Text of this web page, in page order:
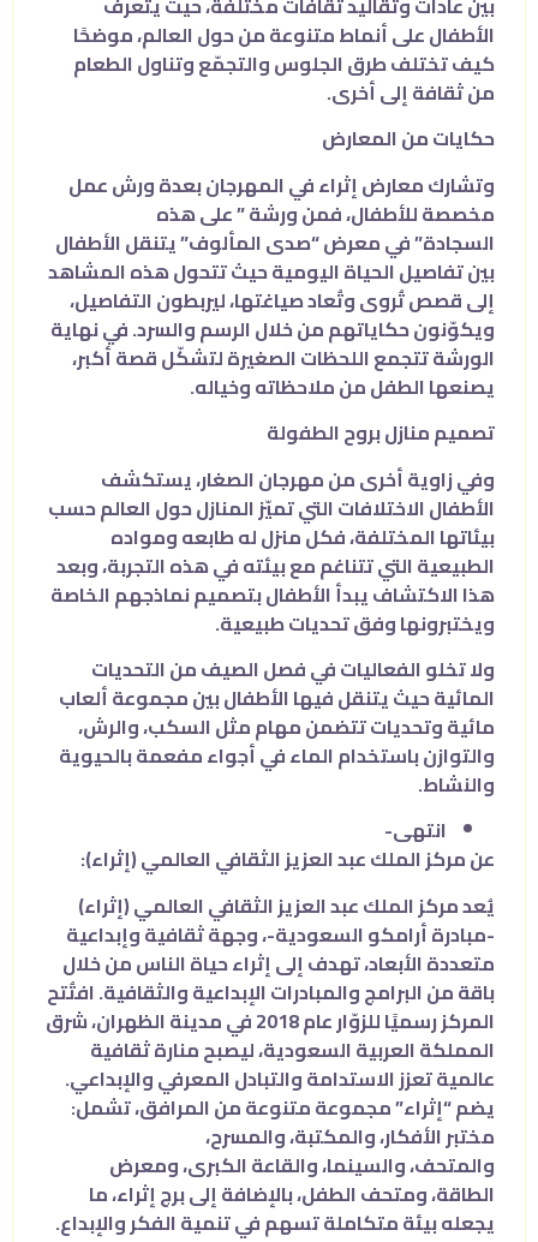
الأطفال على أنماط متنوعة من حول العالم، موضحًا
كيف تختلف طرق الجلوس والتجمّع وتناول الطعام
من ثقافة إلى أخرى.
حكايات من المعارض
وتشارك معارض إثراء في المهرجان بعدة ورش عمل
مخصصة للأطفال، فمن ورشة ” على هذه
السجادة” في معرض “صدى المألوف” يتنقل الأطفال
بين تفاصيل الحياة اليومية حيث تتحول هذه المشاهد
إلى قصص تُروى وتُعاد صياغتها، ليربطون التفاصيل،
ويكوّنون حكاياتهم من خلال الرسم والسرد. في نهاية
الورشة تتجمع اللحظات الصغيرة لتشكّل قصة أكبر،
يصنعها الطفل من ملاحظاته وخياله.
تصميم منازل بروح الطفولة
وفي زاوية أخرى من مهرجان الصغار، يستكشف
الأطفال الاختلافات التي تميّز المنازل حول العالم حسب
بيئاتها المختلفة، فكل منزل له طابعه ومواده
الطبيعية التي تتناغم مع بيئته في هذه التجربة، وبعد
هذا الاكتشاف يبدأ الأطفال بتصميم نماذجهم الخاصة
ويختبرونها وفق تحديات طبيعية.
ولا تخلو الفعاليات في فصل الصيف من التحديات
المائية حيث يتنقل فيها الأطفال بين مجموعة ألعاب
مائية وتحديات تتضمن مهام مثل السكب، والرش،
والتوازن باستخدام الماء في أجواء مفعمة بالحيوية
والنشاط.
انتهى-
عن مركز الملك عبد العزيز الثقافي العالمي (إثراء):
يُعد مركز الملك عبد العزيز الثقافي العالمي (إثراء)
-مبادرة أرامكو السعودية-، وجهة ثقافية وإبداعية
متعددة الأبعاد، تهدف إلى إثراء حياة الناس من خلال
باقة من البرامج والمبادرات الإبداعية والثقافية. افتُتح
المركز رسميًا للزوّار عام 2018 في مدينة الظهران، شرق
المملكة العربية السعودية، ليصبح منارة ثقافية
عالمية تعزز الاستدامة والتبادل المعرفي والإبداعي.
يضم “إثراء” مجموعة متنوعة من المرافق، تشمل:
مختبر الأفكار، والمكتبة، والمسرح،
والمتحف، والسينما، والقاعة الكبرى، ومعرض
الطاقة، ومتحف الطفل، بالإضافة إلى برج إثراء، ما
يجعله بيئة متكاملة تسهم في تنمية الفكر والإبداع.